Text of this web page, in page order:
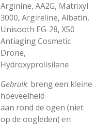
Arginine, AA2G, Matrixyl
3000, Argireline, Albatin,
Unisooth EG-28, X50
Antiaging Cosmetic
Drone,
Hydroxyprolisilane
Gebruik: breng een kleine
hoeveelheid
aan rond de ogen (niet
op de oogleden) en